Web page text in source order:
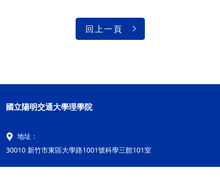
回上一頁
國立陽明交通大學理學院
地址：
30010 新竹市東區大學路1001號科學三館101室